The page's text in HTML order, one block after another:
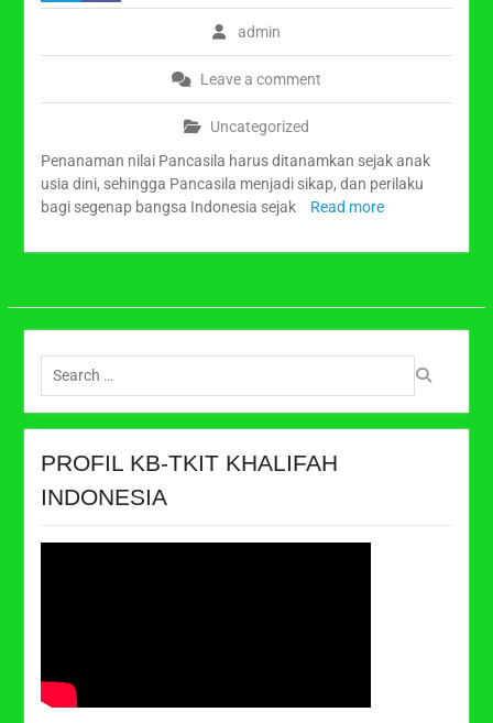
admin
Leave a comment
Uncategorized
Penanaman nilai Pancasila harus ditanamkan sejak anak
usia dini, sehingga Pancasila menjadi sikap, dan perilaku
bagi segenap bangsa Indonesia sejak
Read more
Search
for:
PROFIL KB-TKIT KHALIFAH
INDONESIA